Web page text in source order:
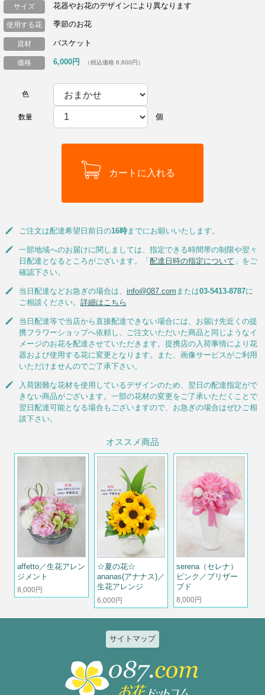
サイズ 花器やお花のデザインにより異なります
使用する花 季節のお花
資材 バスケット
価格 6,000円 （税込価格 6,600円）
色
数量 個
ご注文は配達希望日前日の16時までにお願いいたします。
一部地域へのお届けに関しましては、指定できる時間帯の制限や翌々
日配達となるところがございます。「 配達日時の指定について 」をご
確認下さい。
当日配達などお急ぎの場合は、 info@087.com または03-5413-8787に
ご相談ください。 詳細はこちら
当日配達等で当店から直接配達できない場合には、お届け先近くの提
携フラワーショップへ依頼し、ご注文いただいた商品と同じようなイ
メージのお花を配達させていただきます。提携店の入荷事情により花
器および使用する花に変更となります。また、画像サービスがご利用
いただけませんのでご了承下さい。
入荷困難な花材を使用しているデザインのため、翌日の配達指定がで
きない商品がございます。一部の花材の変更をご了承いただくことで
翌日配達可能となる場合もございますので、お急ぎの場合はぜひご相
談下さい。
オススメ商品
affetto／生花アレン
ジメント
8,000円
☆夏の花☆
ananas(アナナス)／
生花アレンジ
6,000円
serena（セレナ）
ピンク／プリザー
ブド
8,000円
サイトマップ
特集
2026ひまわりと夏の花特集
個人のお客様